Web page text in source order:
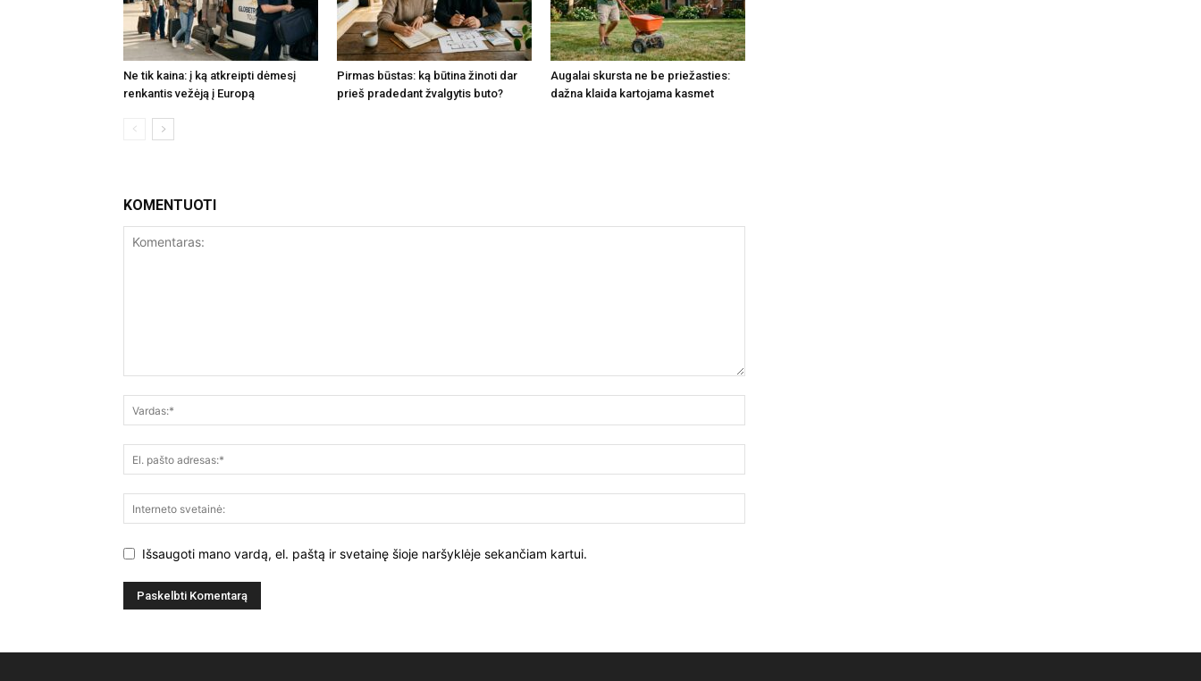
Ne tik kaina: į ką atkreipti dėmesį
renkantis vežėją į Europą
Pirmas būstas: ką būtina žinoti dar
prieš pradedant žvalgytis buto?
Augalai skursta ne be priežasties:
dažna klaida kartojama kasmet
KOMENTUOTI
Išsaugoti mano vardą, el. paštą ir svetainę šioje naršyklėje sekančiam kartui.